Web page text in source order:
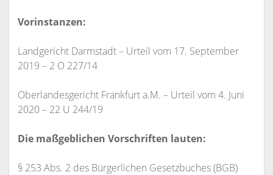
Vorinstanzen:
Landgericht Darmstadt – Urteil vom 17. September
2019 – 2 O 227/14
Oberlandesgericht Frankfurt a.M. – Urteil vom 4. Juni
2020 – 22 U 244/19
Die maßgeblichen Vorschriften lauten:
§ 253 Abs. 2 des Bürgerlichen Gesetzbuches (BGB)